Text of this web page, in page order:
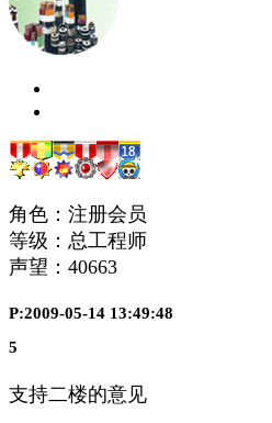
角色：注册会员
等级：总工程师
声望： 40663
P:2009-05-14 13:49:48
5
支持二楼的意见